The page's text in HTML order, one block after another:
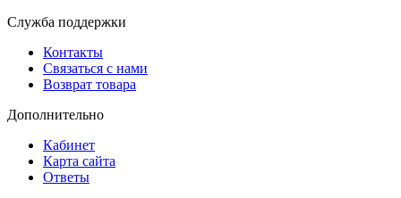
Служба поддержки
Контакты
Связаться с нами
Возврат товара
Дополнительно
Кабинет
Карта сайта
Ответы